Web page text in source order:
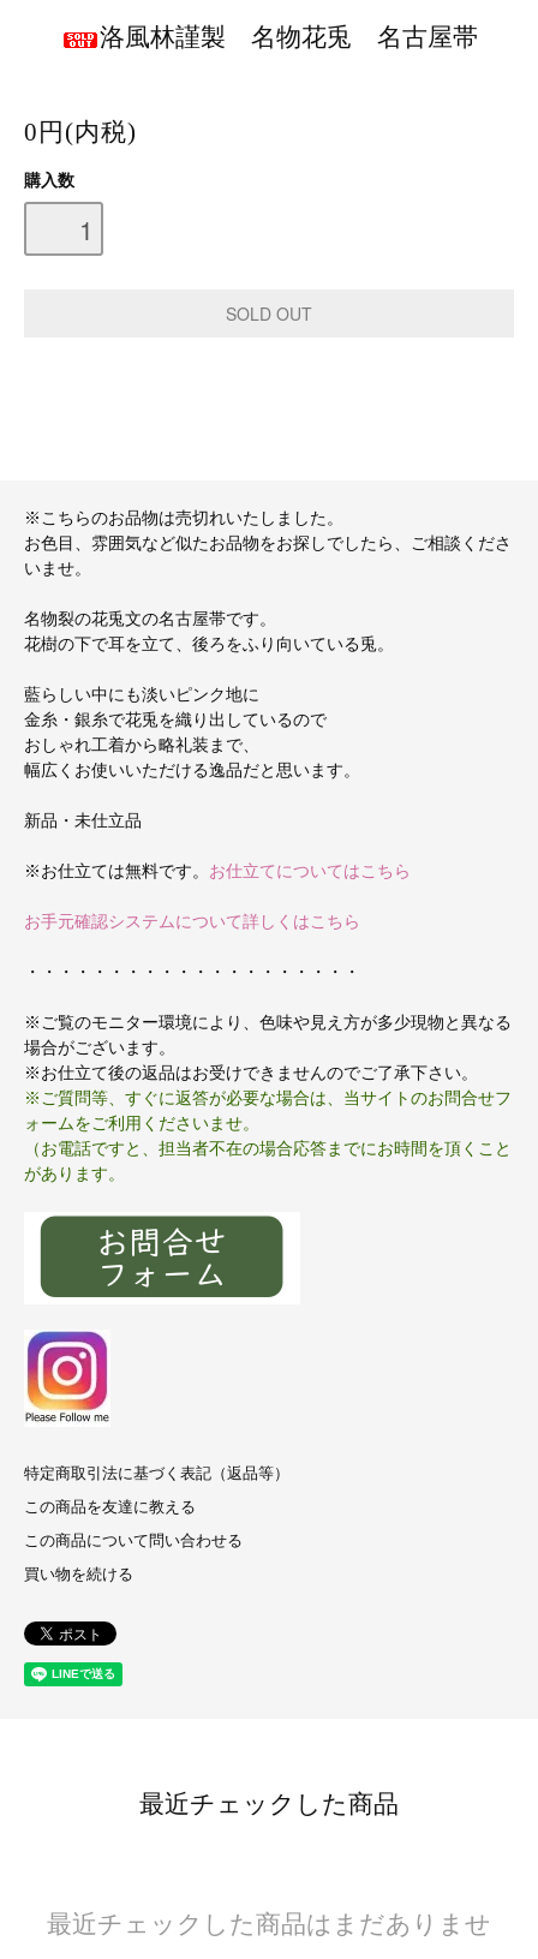
洛風林謹製 名物花兎 名古屋帯
0円(内税)
購入数
※こちらのお品物は売切れいたしました。
お色目、雰囲気など似たお品物をお探しでしたら、ご相談くださ
いませ。
名物裂の花兎文の名古屋帯です。
花樹の下で耳を立て、後ろをふり向いている兎。
藍らしい中にも淡いピンク地に
金糸・銀糸で花兎を織り出しているので
おしゃれ工着から略礼装まで、
幅広くお使いいただける逸品だと思います。
新品・未仕立品
※お仕立ては無料です。 お仕立てについてはこちら
お手元確認システムについて詳しくはこちら
・・・・・・・・・・・・・・・・・・・・
※ご覧のモニター環境により、色味や見え方が多少現物と異なる
場合がございます。
※お仕立て後の返品はお受けできませんのでご了承下さい。
※ご質問等、すぐに返答が必要な場合は、当サイトのお問合せフ
ォームをご利用くださいませ。
（お電話ですと、担当者不在の場合応答までにお時間を頂くこと
があります。
特定商取引法に基づく表記（返品等）
この商品を友達に教える
この商品について問い合わせる
買い物を続ける
最近チェックした商品
最近チェックした商品はまだありませ